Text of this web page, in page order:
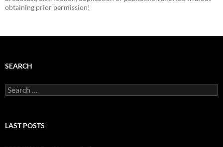
obtaining prior permission!
SEARCH
Search
for:
LAST POSTS